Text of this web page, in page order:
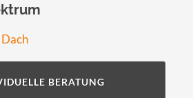
BERATUNG